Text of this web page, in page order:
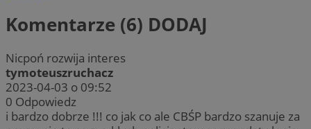
Komentarze (6) DODAJ
Nicpoń rozwija interes
tymoteuszruchacz
2023-04-03 o 09:52
0 Odpowiedz
i bardzo dobrze !!! co jak co ale CBŚP bardzo szanuje za